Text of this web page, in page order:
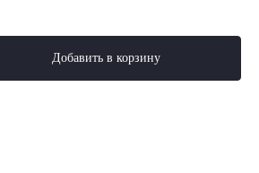
Добавить в корзину